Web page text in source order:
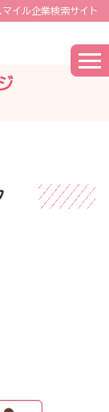
イル企業検索サイト